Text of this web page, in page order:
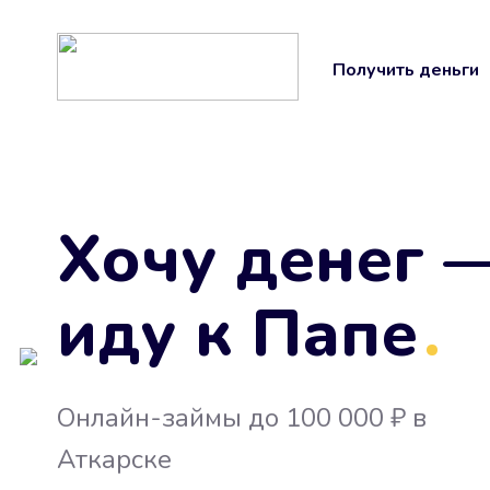
Получить деньги
Хочу денег
иду к Папе
.
Онлайн-займы до 100 000 ₽ в
Аткарске